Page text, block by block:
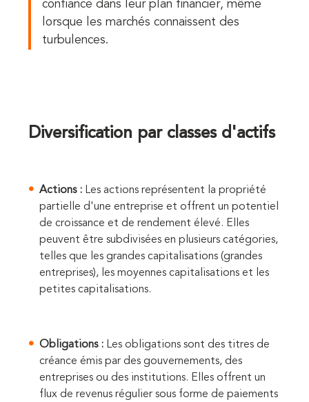
confiance dans leur plan financier, même
lorsque les marchés connaissent des
turbulences.
Diversification par classes d'actifs
Actions : Les actions représentent la propriété
partielle d'une entreprise et offrent un potentiel
de croissance et de rendement élevé. Elles
peuvent être subdivisées en plusieurs catégories,
telles que les grandes capitalisations (grandes
entreprises), les moyennes capitalisations et les
petites capitalisations.
Obligations : Les obligations sont des titres de
créance émis par des gouvernements, des
entreprises ou des institutions. Elles offrent un
flux de revenus régulier sous forme de paiements